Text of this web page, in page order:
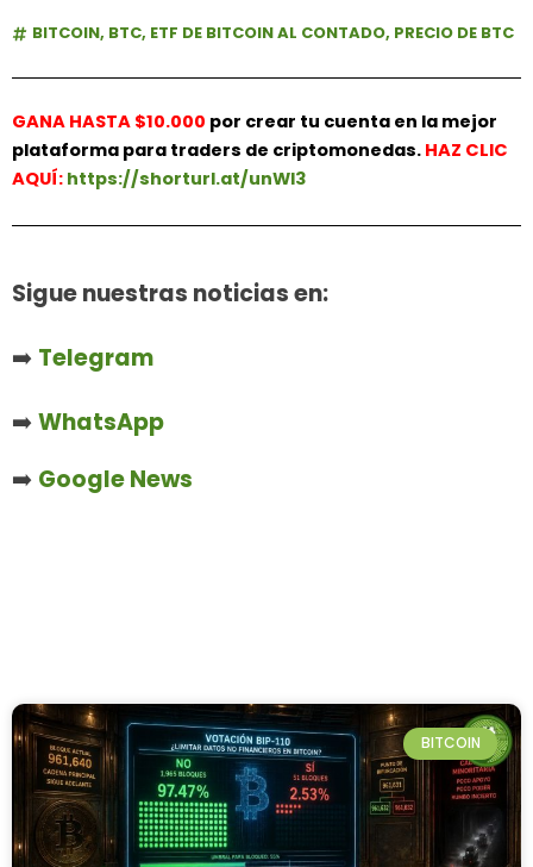
BITCOIN, BTC, ETF DE BITCOIN AL CONTADO, PRECIO DE BTC
GANA HASTA $10.000 por crear tu cuenta en la mejor
plataforma para traders de criptomonedas. HAZ CLIC
AQUÍ: https://shorturl.at/unWl3
Sigue nuestras noticias en:
➡️ Telegram
➡️WhatsApp
➡️ Google News
BITCOIN